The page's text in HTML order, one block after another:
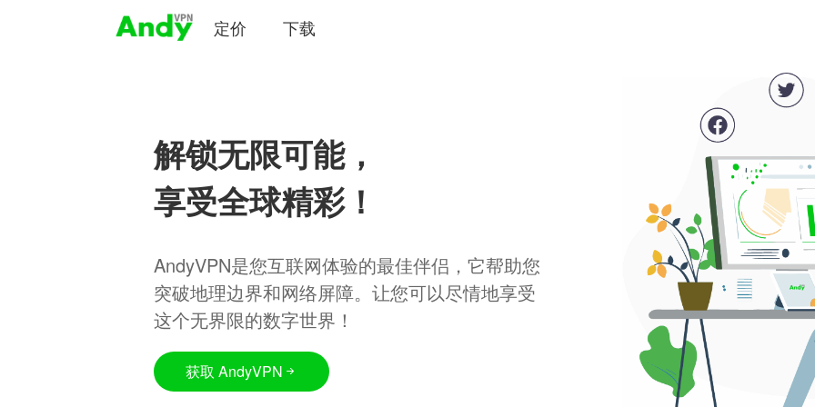
定价 下载
解锁无限可能，
享受全球精彩！
AndyVPN是您互联网体验的最佳伴侣，它帮助您
突破地理边界和网络屏障。让您可以尽情地享受
这个无界限的数字世界！
获取 AndyVPN